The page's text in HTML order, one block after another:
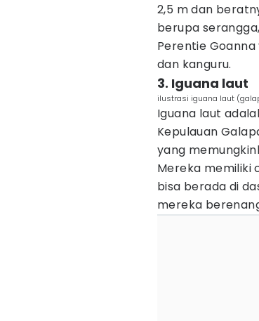
2,5 m dan
berupa
Perentie
dan kanguru.
3. Iguana laut
ilustrasi iguana laut
Iguana laut
Kepulauan
yang
Mereka memiliki
bisa berada di
mereka